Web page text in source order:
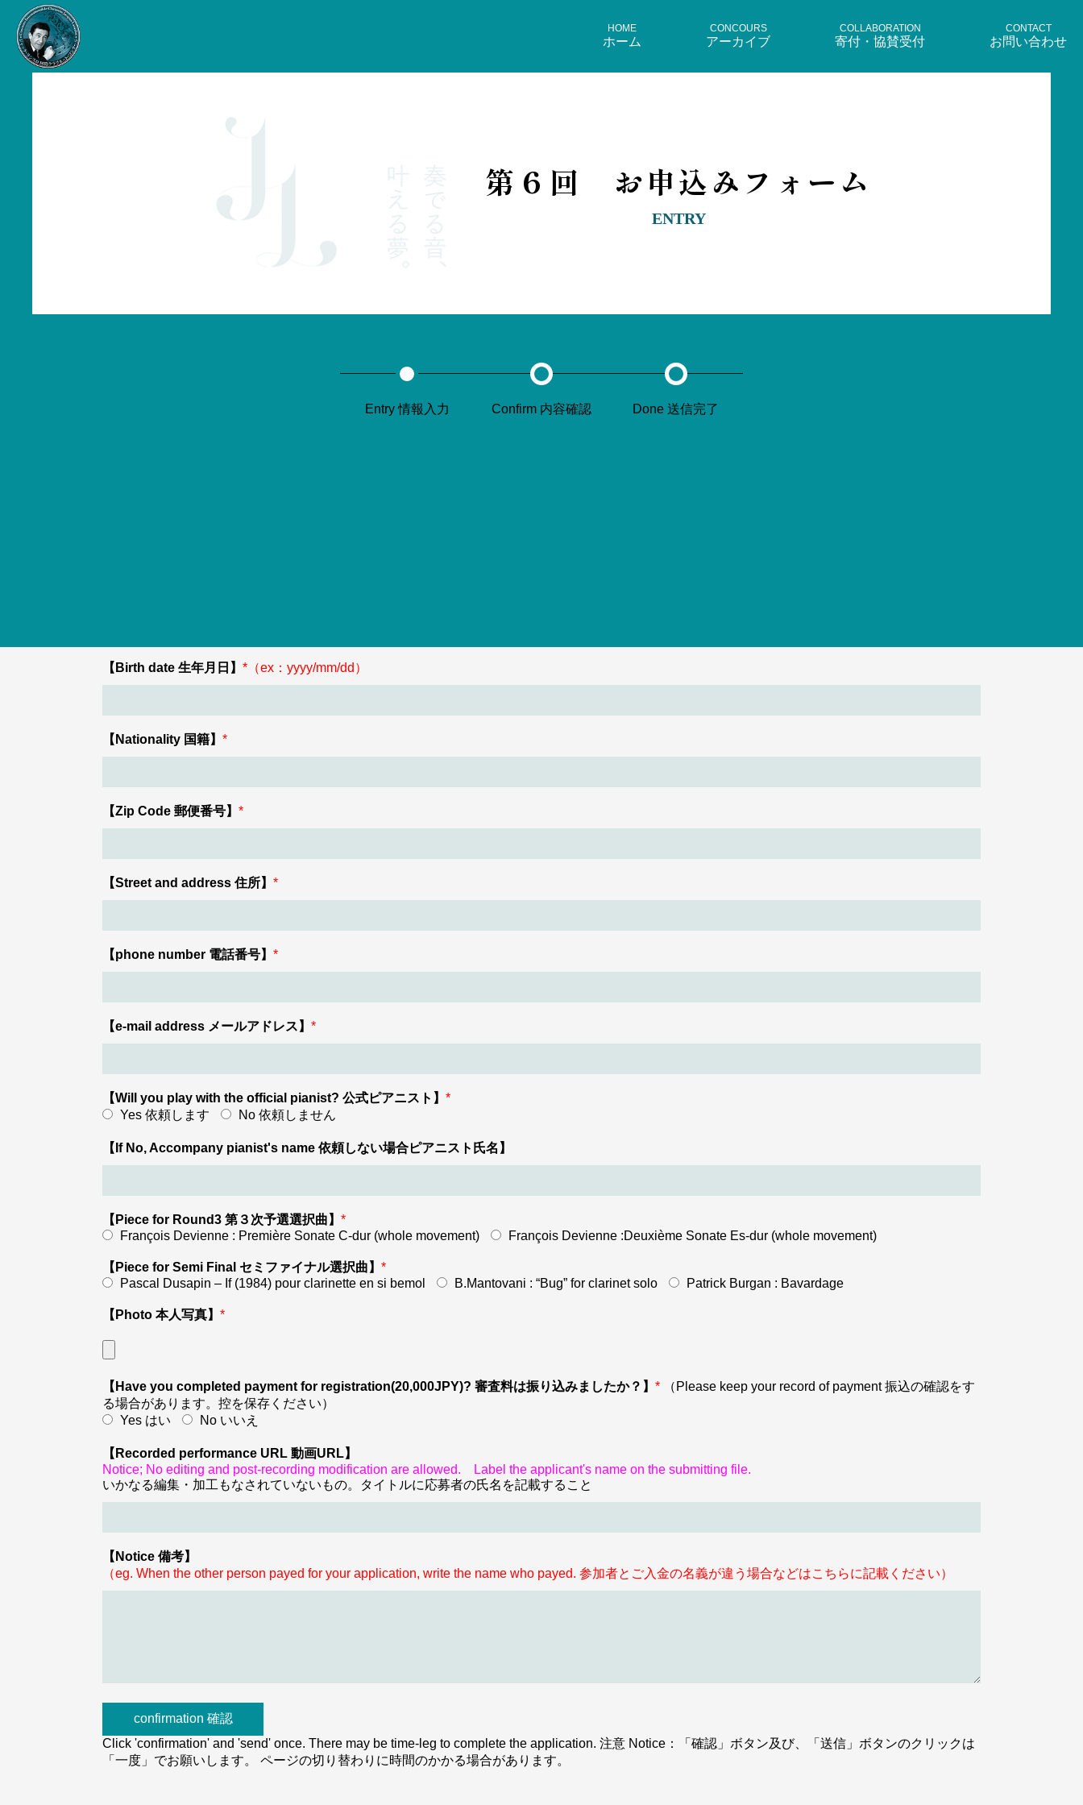
HOME
ホーム
CONCOURS
アーカイブ
COLLABORATION
寄付・協賛受付
CONTACT
お問い合わせ
第６回 お申込みフォーム
ENTRY
Entry 情報入力 Confirm 内容確認 Done 送信完了
【Birth date 生年月日】 *（ex：yyyy/mm/dd）
【Nationality 国籍】 *
【Zip Code 郵便番号】 *
【Street and address 住所】 *
【phone number 電話番号】 *
【e-mail address メールアドレス】 *
【Will you play with the official pianist? 公式ピアニスト】 *
Yes 依頼します
No 依頼しません
【If No, Accompany pianist's name 依頼しない場合ピアニスト氏名】
【Piece for Round3 第３次予選選択曲】 *
François Devienne : Première Sonate C-dur (whole movement)
François Devienne :Deuxième Sonate Es-dur (whole movement)
【Piece for Semi Final セミファイナル選択曲】 *
Pascal Dusapin – If (1984) pour clarinette en si bemol
B.Mantovani : “Bug” for clarinet solo Patrick Burgan : Bavardage
【Photo 本人写真】 *
【Have you completed payment for registration(20,000JPY)? 審査料は振り込みましたか？】 * （Please keep your record of payment 振込の確認をす
る場合があります。控を保存ください）
Yes はい
No いいえ
【Recorded performance URL 動画URL】
Notice; No editing and post-recording modification are allowed.
Label the applicant's name on the submitting file.
いかなる編集・加工もなされていないもの。タイトルに応募者の氏名を記載すること
【Notice 備考】
（eg. When the other person payed for your application, write the name who payed. 参加者とご入金の名義が違う場合などはこちらに記載ください）
Click 'confirmation' and 'send' once. There may be time-leg to complete the application. 注意 Notice：「確認」ボタン及び、「送信」ボタンのクリックは
「一度」でお願いします。 ページの切り替わりに時間のかかる場合があります。